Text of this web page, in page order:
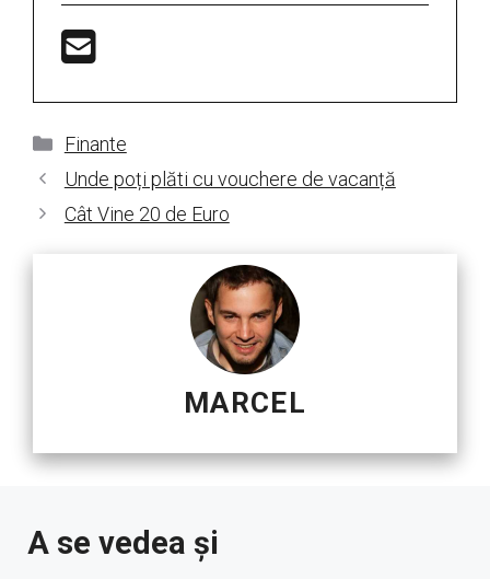
Categorii
Finante
Unde poți plăti cu vouchere de vacanță
Cât Vine 20 de Euro
MARCEL
A se vedea și